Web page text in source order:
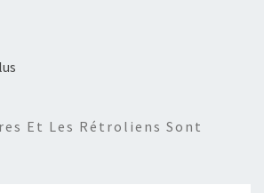
Et Les Rétroliens Sont